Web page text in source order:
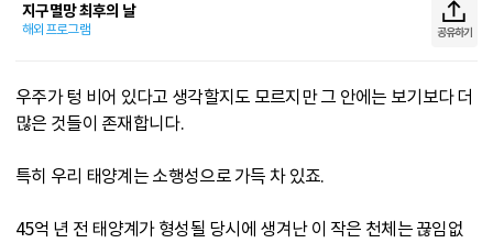
지구멸망 최후의 날
해외프로그램 공유하기
우주가 텅 비어 있다고 생각할지도 모르지만 그 안에는 보기보다 더
많은 것들이 존재합니다.
특히 우리 태양계는 소행성으로 가득 차 있죠.
45억 년 전 태양계가 형성될 당시에 생겨난 이 작은 천체는 끊임없